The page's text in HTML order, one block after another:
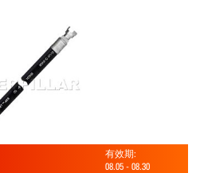
有效期:
08.05 - 08.30